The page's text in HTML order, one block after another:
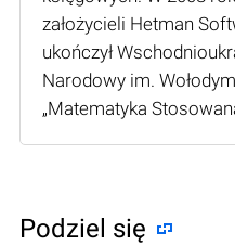
założycieli Hetman
ukończył
Narodowy im.
„Matematyka
Podziel się